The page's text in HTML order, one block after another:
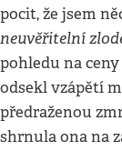
pocit, že jsem
neuvěřitelní
pohledu na
odsekl vzápětí
předraženou
shrnula ona na